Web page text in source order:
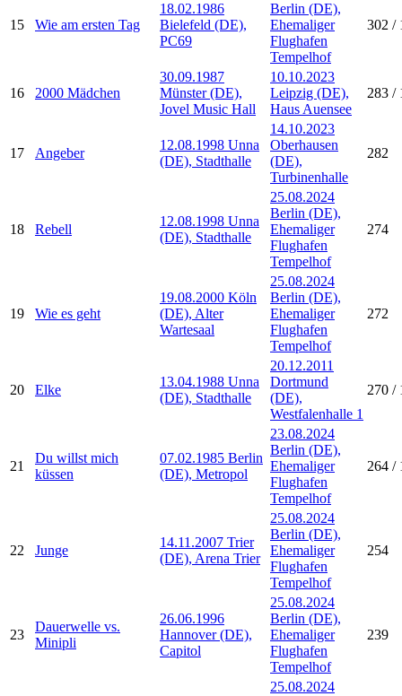
15 Wie am ersten Tag
18.02.1986
Bielefeld (DE),
PC69
Berlin (DE),
Ehemaliger
Flughafen
Tempelhof
302 /
16 2000 Mädchen
30.09.1987
Münster (DE),
Jovel Music Hall
10.10.2023
Leipzig (DE),
Haus Auensee
283 /
17 Angeber
12.08.1998 Unna
(DE), Stadthalle
14.10.2023
Oberhausen
(DE),
Turbinenhalle
282
18 Rebell
12.08.1998 Unna
(DE), Stadthalle
25.08.2024
Berlin (DE),
Ehemaliger
Flughafen
Tempelhof
274
19 Wie es geht
19.08.2000 Köln
(DE), Alter
Wartesaal
25.08.2024
Berlin (DE),
Ehemaliger
Flughafen
Tempelhof
272
20 Elke
13.04.1988 Unna
(DE), Stadthalle
20.12.2011
Dortmund
(DE),
Westfalenhalle 1
270 /
21
Du willst mich
küssen
07.02.1985 Berlin
(DE), Metropol
23.08.2024
Berlin (DE),
Ehemaliger
Flughafen
Tempelhof
264 /
22 Junge
14.11.2007 Trier
(DE), Arena Trier
25.08.2024
Berlin (DE),
Ehemaliger
Flughafen
Tempelhof
254
23
Dauerwelle vs.
Minipli
26.06.1996
Hannover (DE),
Capitol
25.08.2024
Berlin (DE),
Ehemaliger
Flughafen
Tempelhof
239
25.08.2024